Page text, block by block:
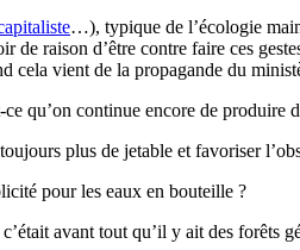
…), typique de l’écologie
raison d’être contre faire ces
vient de la propagande du
qu’on continue encore de produire
plus de jetable et favoriser
pour les eaux en bouteille ?
avant tout qu’il y ait des forêts